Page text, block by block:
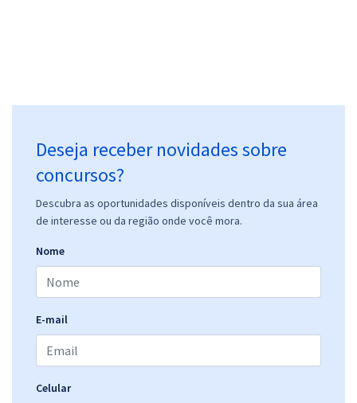
Deseja receber novidades sobre
concursos?
Descubra as oportunidades disponíveis dentro da sua área
de interesse ou da região onde você mora.
Nome
E-mail
Celular